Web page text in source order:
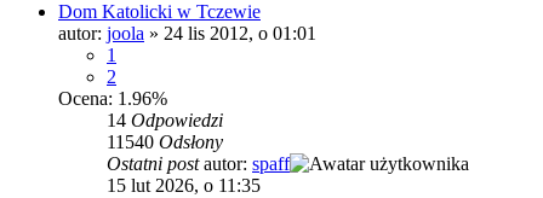
Dom Katolicki w Tczewie
autor: joola » 24 lis 2012, o 01:01
1
2
Ocena: 1.96%
14 Odpowiedzi
11540 Odsłony
Ostatni postautor: spaff
15 lut 2026, o 11:35